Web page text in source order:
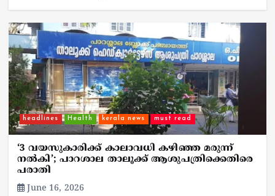
headlines Health kerala news must read
‘3 വയസുകാരിക്ക് കാലാവധി കഴിഞ്ഞ മരുന്ന്
നൽകി’; പാറശാല താലൂക്ക് ആശുപത്രിക്കെതിരെ
പരാതി
June 16, 2026